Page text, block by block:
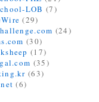
LOB (7)
(29)
(24)
(30)
(17)
(35)
(63)
(6)